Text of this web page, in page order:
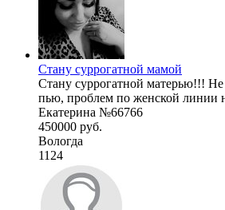
Стану суррогатной мамой
Стану суррогатной матерью!!!
пью, проблем по женской линии
Екатерина №66766
450000 руб.
Вологда
1124